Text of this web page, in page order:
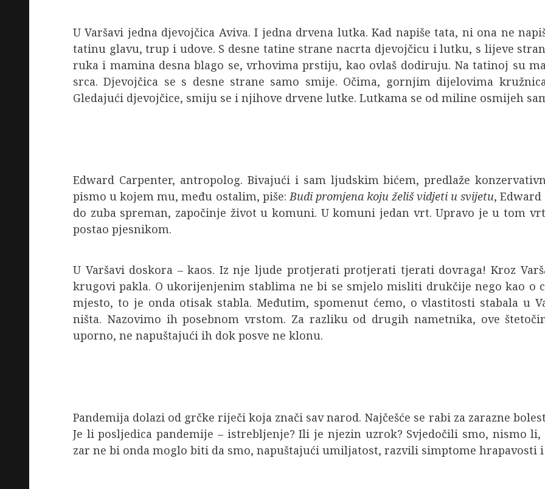
U Varšavi jedna djevojčica Aviva. I jedna drvena lutka. Kad napiše tata, ni ona ne
tatinu glavu, trup i udove. S desne tatine strane nacrta djevojčicu i lutku, s lijeve
ruka i mamina desna blago se, vrhovima prstiju, kao ovlaš dodiruju. Na tatinoj su
srca. Djevojčica se s desne strane samo smije. Očima, gornjim dijelovima
Gledajući djevojčice, smiju se i njihove drvene lutke. Lutkama se od miline osmijeh
Edward Carpenter, antropolog. Bivajući i sam ljudskim bićem, predlaže
pismo u kojem mu, među ostalim, piše:Budi promjena koju želiš vidjeti u svijetu,
do zuba spreman, započinje život u komuni. U komuni jedan vrt. Upravo je u tom
postao pjesnikom.
U Varšavi doskora – kaos. Iz nje ljude protjerati protjerati tjerati dovraga! Kroz
krugovi pakla. O ukorijenjenim stablima ne bi se smjelo misliti drukčije nego kao o
mjesto, to je onda otisak stabla. Međutim, spomenut ćemo, o vlastitosti stabala u
ništa. Nazovimo ih posebnom vrstom. Za razliku od drugih nametnika, ove
uporno, ne napuštajući ih dok posve ne klonu.
Pandemija dolazi od grčke riječi koja znači sav narod. Najčešće se rabi za zarazne
Je li posljedica pandemije – istrebljenje? Ili je njezin uzrok? Svjedočili smo, nismo
zar ne bi onda moglo biti da smo, napuštajući umiljatost, razvili simptome hrapavosti